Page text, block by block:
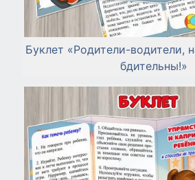
Буклет «Родители-водители,
бдительны!»